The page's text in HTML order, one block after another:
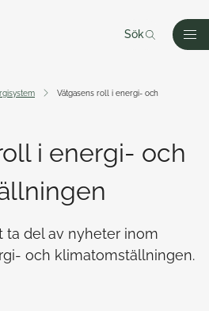
Sök
Vätgasens roll i energi- och
i energi- och
ta del av nyheter inom
och klimatomställningen.